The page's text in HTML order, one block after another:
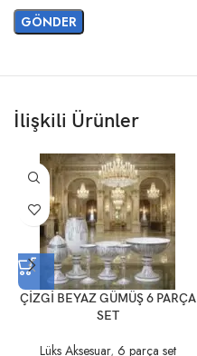
İlişkili Ürünler
ÇİZGİ BEYAZ GÜMÜŞ 6 PARÇA
SET
Lüks Aksesuar, 6 parça set